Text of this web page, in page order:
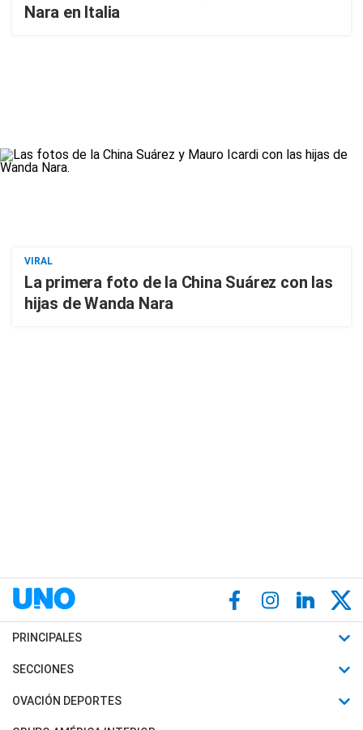
Nara en Italia
VIRAL
La primera foto de la China Suárez con las
hijas de Wanda Nara
PRINCIPALES
Últimas Noticias
Política
SECCIONES
Horóscopo
Motores
OVACIÓN DEPORTES